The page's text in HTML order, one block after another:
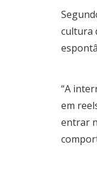
cultura
“A
em
entrar